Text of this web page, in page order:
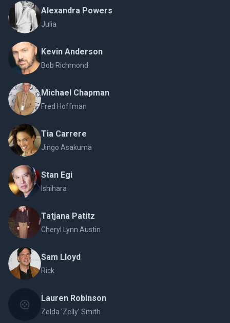
Alexandra Powers
Julia
Kevin Anderson
Bob Richmond
Michael Chapman
Fred Hoffman
Tia Carrere
Jingo Asakuma
Stan Egi
Ishihara
Tatjana Patitz
Cheryl Lynn Austin
Sam Lloyd
Rick
Lauren Robinson
Zelda 'Zelly' Smith